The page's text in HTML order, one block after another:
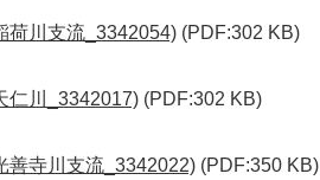
荷川支流_3342054) (PDF:302 KB)
仁川_3342017) (PDF:302 KB)
善寺川支流_3342022) (PDF:350 KB)